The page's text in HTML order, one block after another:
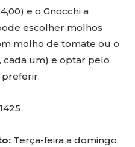
e o Gnocchi a
escolher molhos
molho de tomate ou o
cada um) e optar pelo
preferir.
Terça-feira a domingo,